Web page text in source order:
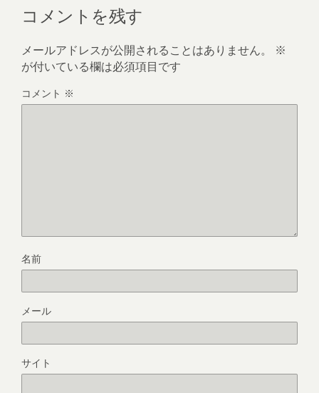
コメントを残す
メールアドレスが公開されることはありません。
※
が付いている欄は必須項目です
コメント ※
名前
メール
サイト